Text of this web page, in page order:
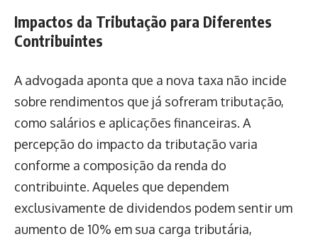
Impactos da Tributação para Diferentes
Contribuintes
A advogada aponta que a nova taxa não incide
sobre rendimentos que já sofreram tributação,
como salários e aplicações financeiras. A
percepção do impacto da tributação varia
conforme a composição da renda do
contribuinte. Aqueles que dependem
exclusivamente de dividendos podem sentir um
aumento de 10% em sua carga tributária,